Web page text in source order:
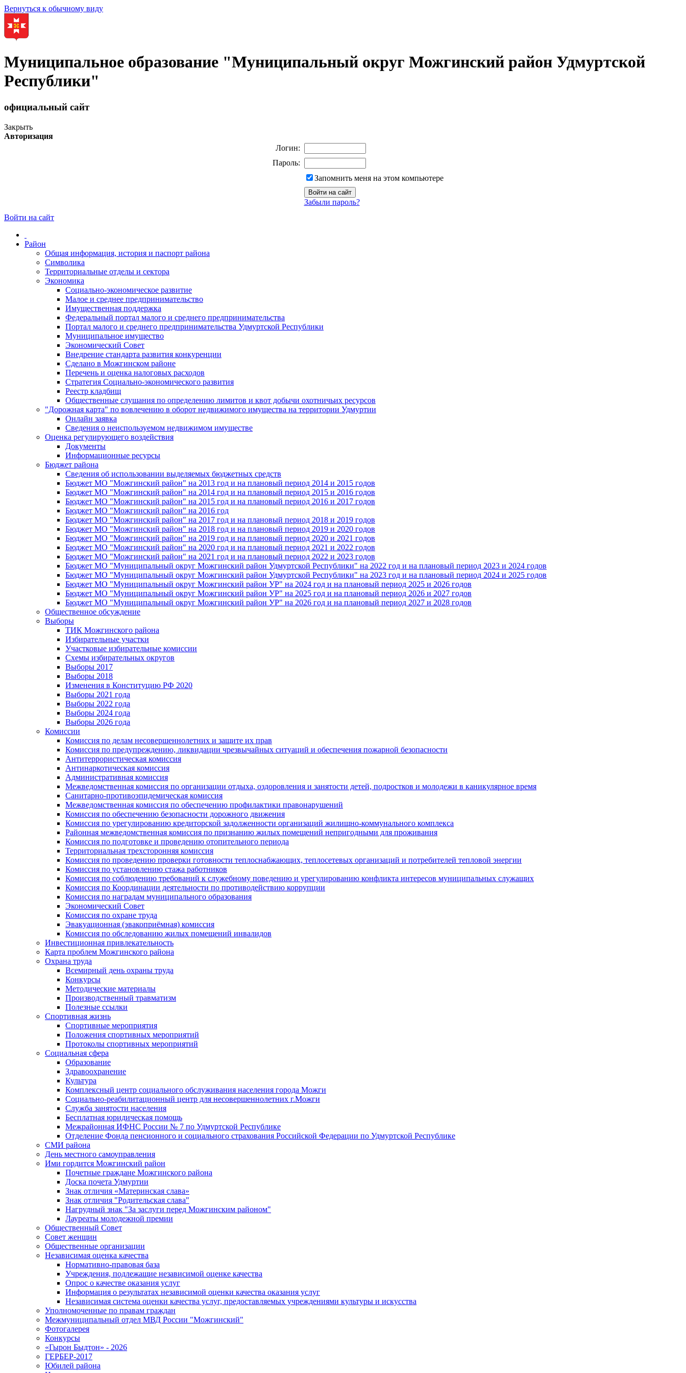
Вернуться к обычному виду
Муниципальное образование "Муниципальный округ Можгинский район Удмуртской
Республики"
официальный сайт
Закрыть
Авторизация
Логин:
Пароль:
Запомнить меня на этом компьютере
Забыли пароль?
Войти на сайт
Район
Общая информация, история и паспорт района
Символика
Территориальные отделы и сектора
Экономика
Социально-экономическое развитие
Малое и среднее предпринимательство
Имущественная поддержка
Федеральный портал малого и среднего предпринимательства
Портал малого и среднего предпринимательства Удмуртской Республики
Муниципальное имущество
Экономический Совет
Внедрение стандарта развития конкуренции
Сделано в Можгинском районе
Перечень и оценка налоговых расходов
Стратегия Социально-экономического развития
Реестр кладбищ
Общественные слушания по определению лимитов и квот добычи охотничьих ресурсов
"Дорожная карта" по вовлечению в оборот недвижимого имущества на территории Удмуртии
Онлайн заявка
Сведения о неиспользуемом недвижимом имуществе
Оценка регулирующего воздействия
Документы
Информационные ресурсы
Бюджет района
Сведения об использовании выделяемых бюджетных средств
Бюджет МО "Можгинский район" на 2013 год и на плановый период 2014 и 2015 годов
Бюджет МО "Можгинский район" на 2014 год и на плановый период 2015 и 2016 годов
Бюджет МО "Можгинский район" на 2015 год и на плановый период 2016 и 2017 годов
Бюджет МО "Можгинский район" на 2016 год
Бюджет МО "Можгинский район" на 2017 год и на плановый период 2018 и 2019 годов
Бюджет МО "Можгинский район" на 2018 год и на плановый период 2019 и 2020 годов
Бюджет МО "Можгинский район" на 2019 год и на плановый период 2020 и 2021 годов
Бюджет МО "Можгинский район" на 2020 год и на плановый период 2021 и 2022 годов
Бюджет МО "Можгинский район" на 2021 год и на плановый период 2022 и 2023 годов
Бюджет МО "Муниципальный округ Можгинский район Удмуртской Республики" на 2022 год и на плановый период 2023 и 2024 годов
Бюджет МО "Муниципальный округ Можгинский район Удмуртской Республики" на 2023 год и на плановый период 2024 и 2025 годов
Бюджет МО "Муниципальный округ Можгинский район УР" на 2024 год и на плановый период 2025 и 2026 годов
Бюджет МО "Муниципальный округ Можгинский район УР" на 2025 год и на плановый период 2026 и 2027 годов
Бюджет МО "Муниципальный округ Можгинский район УР" на 2026 год и на плановый период 2027 и 2028 годов
Общественное обсуждение
Выборы
ТИК Можгинского района
Избирательные участки
Участковые избирательные комиссии
Схемы избирательных округов
Выборы 2017
Выборы 2018
Изменения в Конституцию РФ 2020
Выборы 2021 года
Выборы 2022 года
Выборы 2024 года
Выборы 2026 года
Комиссии
Комиссия по делам несовершеннолетних и защите их прав
Комиссия по предупреждению, ликвидации чрезвычайных ситуаций и обеспечения пожарной безопасности
Антитеррористическая комиссия
Антинаркотическая комиссия
Административная комиссия
Межведомственная комиссия по организации отдыха, оздоровления и занятости детей, подростков и молодежи в каникулярное время
Санитарно-противоэпидемическая комиссия
Межведомственная комиссия по обеспечению профилактики правонарушений
Комиссия по обеспечению безопасности дорожного движения
Комиссия по урегулированию кредиторской задолженности организаций жилищно-коммунального комплекса
Районная межведомственная комиссия по признанию жилых помещений непригодными для проживания
Комиссия по подготовке и проведению отопительного периода
Территориальная трехсторонняя комиссия
Комиссия по проведению проверки готовности теплоснабжающих, теплосетевых организаций и потребителей тепловой энергии
Комиссия по установлению стажа работников
Комиссия по соблюдению требований к служебному поведению и урегулированию конфликта интересов муниципальных служащих
Комиссия по Координации деятельности по противодействию коррупции
Комиссия по наградам муниципального образования
Экономический Совет
Комиссия по охране труда
Эвакуационная (эвакоприёмная) комиссия
Комиссия по обследованию жилых помещений инвалидов
Инвестиционная привлекательность
Карта проблем Можгинского района
Охрана труда
Всемирный день охраны труда
Конкурсы
Методические материалы
Производственный травматизм
Полезные ссылки
Спортивная жизнь
Спортивные мероприятия
Положения спортивных мероприятий
Протоколы спортивных мероприятий
Социальная сфера
Образование
Здравоохранение
Культура
Комплексный центр социального обслуживания населения города Можги
Социально-реабилитационный центр для несовершеннолетних г.Можги
Служба занятости населения
Бесплатная юридическая помощь
Межрайонная ИФНС России № 7 по Удмуртской Республике
Отделение Фонда пенсионного и социального страхования Российской Федерации по Удмуртской Республике
СМИ района
День местного самоуправления
Ими гордится Можгинский район
Почетные граждане Можгинского района
Доска почета Удмуртии
Знак отличия «Материнская слава»
Знак отличия "Родительская слава"
Нагрудный знак "За заслуги перед Можгинским районом"
Лауреаты молодежной премии
Общественный Совет
Совет женщин
Общественные организации
Независимая оценка качества
Нормативно-правовая база
Учреждения, подлежащие независимой оценке качества
Опрос о качестве оказания услуг
Информация о результатах независимой оценки качества оказания услуг
Независимая система оценки качества услуг, предоставляемых учреждениями культуры и искусства
Уполномоченные по правам граждан
Межмуниципальный отдел МВД России "Можгинский"
Фотогалерея
Конкурсы
«Гырон Быдтон» - 2026
ГЕРБЕР-2017
Юбилей района